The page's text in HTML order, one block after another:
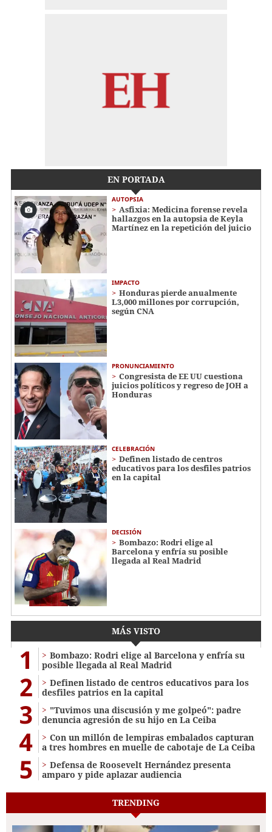
EN PORTADA
AUTOPSIA
Asfixia: Medicina forense revela
hallazgos en la autopsia de Keyla
Martínez en la repetición del juicio
IMPACTO
Honduras pierde anualmente
L3,000 millones por corrupción,
según CNA
PRONUNCIAMIENTO
Congresista de EE UU cuestiona
juicios políticos y regreso de JOH a
Honduras
CELEBRACIÓN
Definen listado de centros
educativos para los desfiles patrios
en la capital
DECISIÓN
Bombazo: Rodri elige al
Barcelona y enfría su posible
llegada al Real Madrid
MÁS VISTO
1
Bombazo: Rodri elige al Barcelona y enfría su
posible llegada al Real Madrid
2
Definen listado de centros educativos para los
desfiles patrios en la capital
3
"Tuvimos una discusión y me golpeó": padre
denuncia agresión de su hijo en La Ceiba
4
Con un millón de lempiras embalados capturan
a tres hombres en muelle de cabotaje de La Ceiba
5
Defensa de Roosevelt Hernández presenta
amparo y pide aplazar audiencia
TRENDING